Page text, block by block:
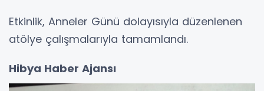
Etkinlik, Anneler Günü dolayısıyla düzenlenen
atölye çalışmalarıyla tamamlandı.
Hibya Haber Ajansı